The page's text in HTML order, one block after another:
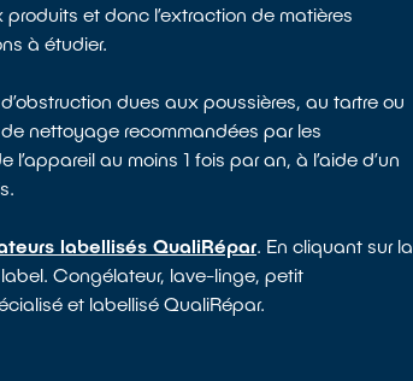
et donc l’extraction de matières
à étudier.
dues aux poussières, au tartre ou
nettoyage recommandées par les
au moins 1 fois par an, à l’aide d’un
labellisés QualiRépar. En cliquant sur la
Congélateur, lave-linge, petit
et labellisé QualiRépar.